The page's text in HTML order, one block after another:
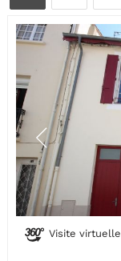
Visite virtuelle